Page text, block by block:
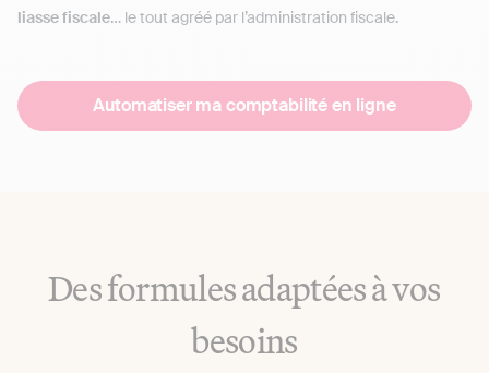
liasse fiscale… le tout agréé par l’administration fiscale.
Automatiser ma comptabilité en ligne
Des formules adaptées à vos
besoins